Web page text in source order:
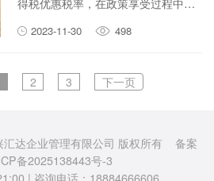
得税优惠税率，在政策享受过程中，
享受优惠？同时符合其他低税率或减
业享受企业所得税优惠相关问题，我
2023-11-30 498
2 3 下一页
达企业管理有限公司 版权所有 备案
备2025138443号-3
| 咨询电话：18884666606